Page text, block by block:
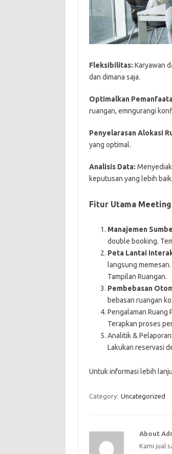
Fleksibilitas: Karyawan
dan dimana saja.
Optimalkan
ruangan, emngurangi
Penyelarasan Alokasi
yang optimal.
Analisis Data:
keputusan yang lebih baik.
Fitur Utama
Manajemen
double booking.
Peta Lantai
langsung
Tampilan Ruangan.
Pembebasan
bebasan ruangan
Pengalaman Ruang
Terapkan proses
Analitik &
Lakukan reservasi
Untuk informasi lebih
Category: Uncategorized
About
Kami jual